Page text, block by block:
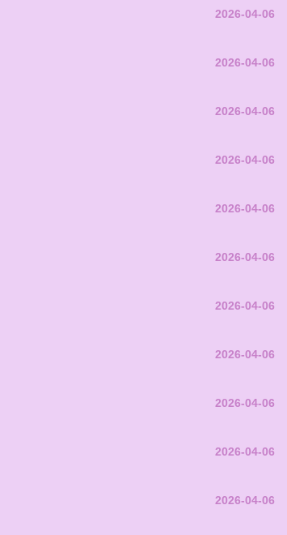
2026-04-06
2026-04-06
2026-04-06
2026-04-06
2026-04-06
2026-04-06
2026-04-06
2026-04-06
2026-04-06
2026-04-06
2026-04-06